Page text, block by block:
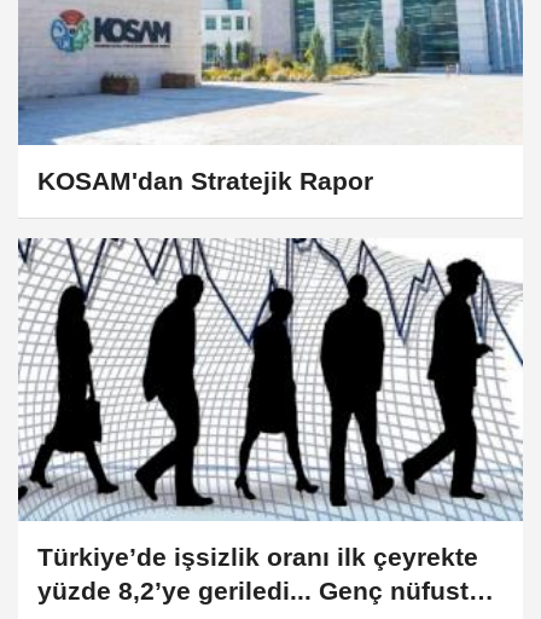
KOSAM'dan Stratejik Rapor
Türkiye’de işsizlik oranı ilk çeyrekte
yüzde 8,2’ye geriledi... Genç nüfusta